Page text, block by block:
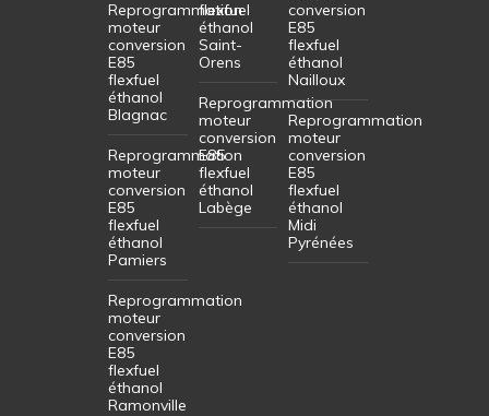
Reprogrammation
moteur
conversion
E85
flexfuel
éthanol
Blagnac
Reprogrammation
moteur
conversion
E85
flexfuel
éthanol
Pamiers
Reprogrammation
moteur
conversion
E85
flexfuel
éthanol
Ramonville
flexfuel
éthanol
Saint-
Orens
Reprogrammation
moteur
conversion
E85
flexfuel
éthanol
Labège
conversion
E85
flexfuel
éthanol
Nailloux
Reprogrammation
moteur
conversion
E85
flexfuel
éthanol
Midi
Pyrénées